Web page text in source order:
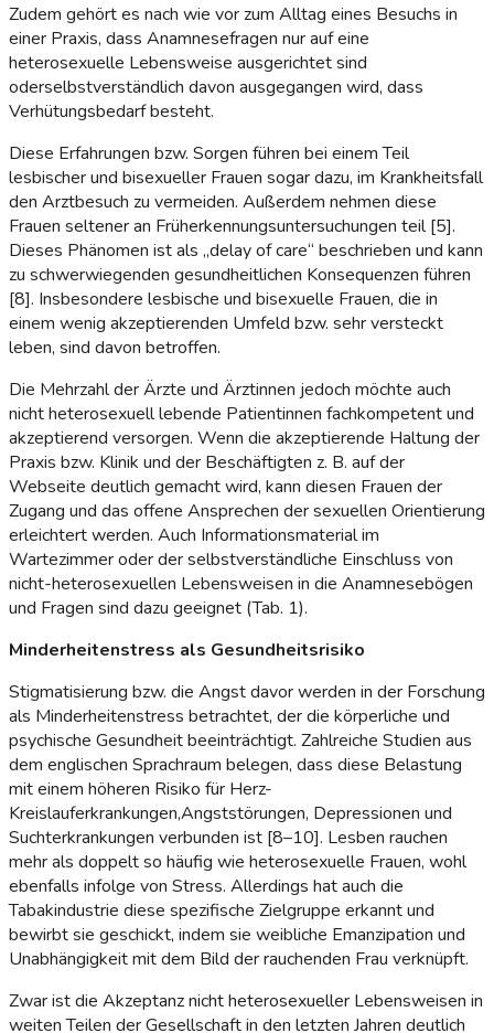
Zudem gehört es nach wie vor zum Alltag eines Besuchs in
einer Praxis, dass Anamnesefragen nur auf eine
heterosexuelle Lebensweise ausgerichtet sind
oderselbstverständlich davon ausgegangen wird, dass
Verhütungsbedarf besteht.
Diese Erfahrungen bzw. Sorgen führen bei einem Teil
lesbischer und bisexueller Frauen sogar dazu, im Krankheitsfall
den Arztbesuch zu vermeiden. Außerdem nehmen diese
Frauen seltener an Früherkennungsuntersuchungen teil [5].
Dieses Phänomen ist als „delay of care“ beschrieben und kann
zu schwerwiegenden gesundheitlichen Konsequenzen führen
[8]. Insbesondere lesbische und bisexuelle Frauen, die in
einem wenig akzeptierenden Umfeld bzw. sehr versteckt
leben, sind davon betroffen.
Die Mehrzahl der Ärzte und Ärztinnen jedoch möchte auch
nicht heterosexuell lebende Patientinnen fachkompetent und
akzeptierend versorgen. Wenn die akzeptierende Haltung der
Praxis bzw. Klinik und der Beschäftigten z. B. auf der
Webseite deutlich gemacht wird, kann diesen Frauen der
Zugang und das offene Ansprechen der sexuellen Orientierung
erleichtert werden. Auch Informationsmaterial im
Wartezimmer oder der selbstverständliche Einschluss von
nicht-heterosexuellen Lebensweisen in die Anamnesebögen
und Fragen sind dazu geeignet (Tab. 1).
Minderheitenstress als Gesundheitsrisiko
Stigmatisierung bzw. die Angst davor werden in der Forschung
als Minderheitenstress betrachtet, der die körperliche und
psychische Gesundheit beeinträchtigt. Zahlreiche Studien aus
dem englischen Sprachraum belegen, dass diese Belastung
mit einem höheren Risiko für Herz-
Kreislauferkrankungen,Angststörungen, Depressionen und
Suchterkrankungen verbunden ist [8–10]. Lesben rauchen
mehr als doppelt so häufig wie heterosexuelle Frauen, wohl
ebenfalls infolge von Stress. Allerdings hat auch die
Tabakindustrie diese spezifische Zielgruppe erkannt und
bewirbt sie geschickt, indem sie weibliche Emanzipation und
Unabhängigkeit mit dem Bild der rauchenden Frau verknüpft.
Zwar ist die Akzeptanz nicht heterosexueller Lebensweisen in
weiten Teilen der Gesellschaft in den letzten Jahren deutlich